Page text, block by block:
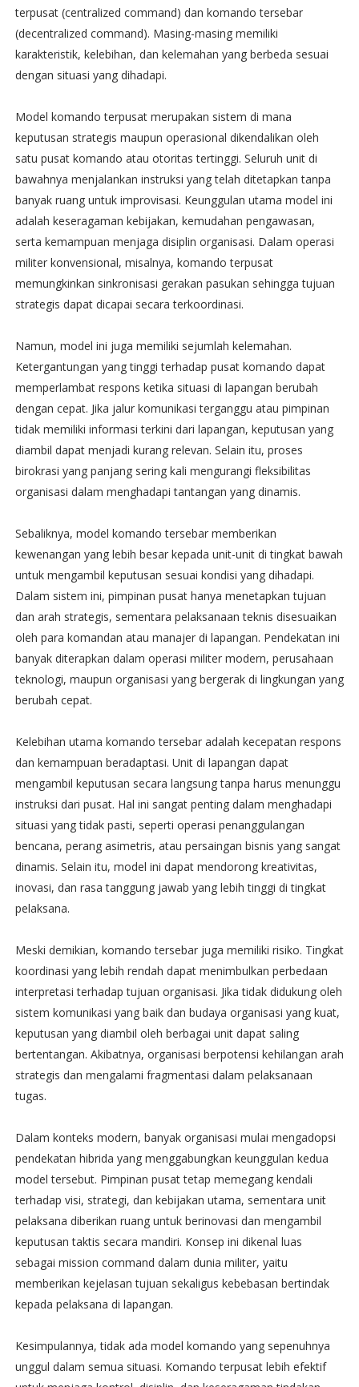
terpusat (centralized command) dan komando tersebar
(decentralized command). Masing-masing memiliki
karakteristik, kelebihan, dan kelemahan yang berbeda sesuai
dengan situasi yang dihadapi.
Model komando terpusat merupakan sistem di mana
keputusan strategis maupun operasional dikendalikan oleh
satu pusat komando atau otoritas tertinggi. Seluruh unit di
bawahnya menjalankan instruksi yang telah ditetapkan tanpa
banyak ruang untuk improvisasi. Keunggulan utama model ini
adalah keseragaman kebijakan, kemudahan pengawasan,
serta kemampuan menjaga disiplin organisasi. Dalam operasi
militer konvensional, misalnya, komando terpusat
memungkinkan sinkronisasi gerakan pasukan sehingga tujuan
strategis dapat dicapai secara terkoordinasi.
Namun, model ini juga memiliki sejumlah kelemahan.
Ketergantungan yang tinggi terhadap pusat komando dapat
memperlambat respons ketika situasi di lapangan berubah
dengan cepat. Jika jalur komunikasi terganggu atau pimpinan
tidak memiliki informasi terkini dari lapangan, keputusan yang
diambil dapat menjadi kurang relevan. Selain itu, proses
birokrasi yang panjang sering kali mengurangi fleksibilitas
organisasi dalam menghadapi tantangan yang dinamis.
Sebaliknya, model komando tersebar memberikan
kewenangan yang lebih besar kepada unit-unit di tingkat bawah
untuk mengambil keputusan sesuai kondisi yang dihadapi.
Dalam sistem ini, pimpinan pusat hanya menetapkan tujuan
dan arah strategis, sementara pelaksanaan teknis disesuaikan
oleh para komandan atau manajer di lapangan. Pendekatan ini
banyak diterapkan dalam operasi militer modern, perusahaan
teknologi, maupun organisasi yang bergerak di lingkungan yang
berubah cepat.
Kelebihan utama komando tersebar adalah kecepatan respons
dan kemampuan beradaptasi. Unit di lapangan dapat
mengambil keputusan secara langsung tanpa harus menunggu
instruksi dari pusat. Hal ini sangat penting dalam menghadapi
situasi yang tidak pasti, seperti operasi penanggulangan
bencana, perang asimetris, atau persaingan bisnis yang sangat
dinamis. Selain itu, model ini dapat mendorong kreativitas,
inovasi, dan rasa tanggung jawab yang lebih tinggi di tingkat
pelaksana.
Meski demikian, komando tersebar juga memiliki risiko. Tingkat
koordinasi yang lebih rendah dapat menimbulkan perbedaan
interpretasi terhadap tujuan organisasi. Jika tidak didukung oleh
sistem komunikasi yang baik dan budaya organisasi yang kuat,
keputusan yang diambil oleh berbagai unit dapat saling
bertentangan. Akibatnya, organisasi berpotensi kehilangan arah
strategis dan mengalami fragmentasi dalam pelaksanaan
tugas.
Dalam konteks modern, banyak organisasi mulai mengadopsi
pendekatan hibrida yang menggabungkan keunggulan kedua
model tersebut. Pimpinan pusat tetap memegang kendali
terhadap visi, strategi, dan kebijakan utama, sementara unit
pelaksana diberikan ruang untuk berinovasi dan mengambil
keputusan taktis secara mandiri. Konsep ini dikenal luas
sebagai mission command dalam dunia militer, yaitu
memberikan kejelasan tujuan sekaligus kebebasan bertindak
kepada pelaksana di lapangan.
Kesimpulannya, tidak ada model komando yang sepenuhnya
unggul dalam semua situasi. Komando terpusat lebih efektif